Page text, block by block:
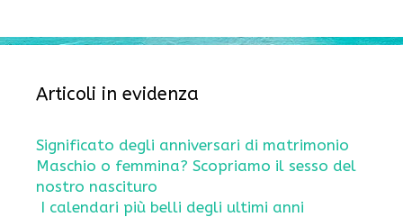
Articoli in evidenza
Significato degli anniversari di matrimonio
Maschio o femmina? Scopriamo il sesso del
nostro nascituro
I calendari più belli degli ultimi anni